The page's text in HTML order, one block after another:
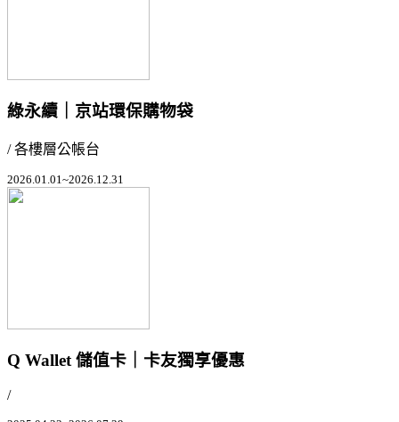
綠永續｜京站環保購物袋
/ 各樓層公帳台
2026.01.01~2026.12.31
Q Wallet 儲值卡｜卡友獨享優惠
/